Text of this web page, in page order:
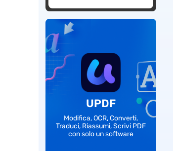
UPDF
Modifica, OCR, Converti,
Traduci, Riassumi, Scrivi PDF
con solo un software